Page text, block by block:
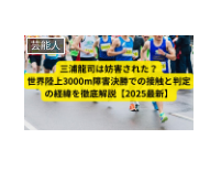
芸能人